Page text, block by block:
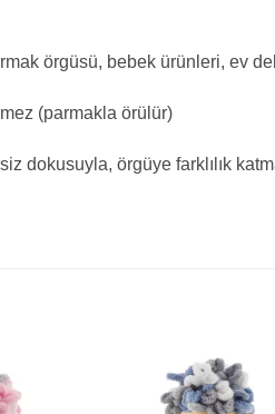
örgüsü, bebek ürünleri, ev
(parmakla örülür)
dokusuyla, örgüye farklılık